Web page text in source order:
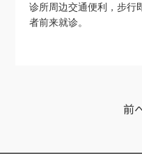
诊所周边交通便利，步行
者前来就诊。
前